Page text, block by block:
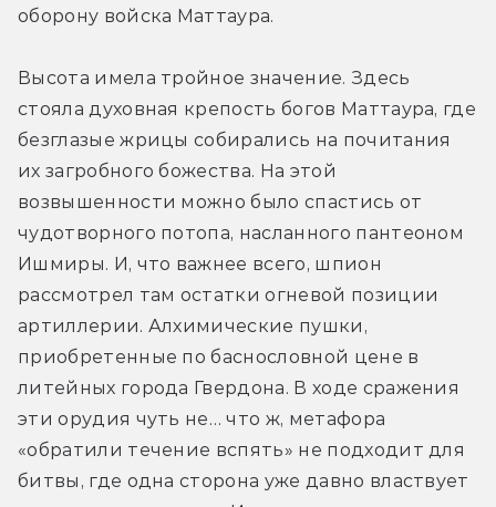
оборону войска Маттаура.
Высота имела тройное значение. Здесь
стояла духовная крепость богов Маттаура, где
безглазые жрицы собирались на почитания
их загробного божества. На этой
возвышенности можно было спастись от
чудотворного потопа, насланного пантеоном
Ишмиры. И, что важнее всего, шпион
рассмотрел там остатки огневой позиции
артиллерии. Алхимические пушки,
приобретенные по баснословной цене в
литейных города Гвердона. В ходе сражения
эти орудия чуть не… что ж, метафора
«обратили течение вспять» не подходит для
битвы, где одна сторона уже давно властвует